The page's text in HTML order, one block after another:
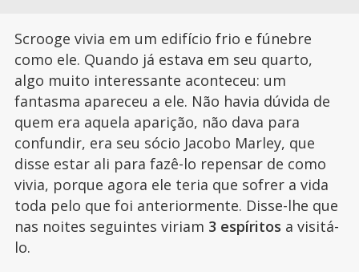
Scrooge vivia em um edifício frio e fúnebre
como ele. Quando já estava em seu quarto,
algo muito interessante aconteceu: um
fantasma apareceu a ele. Não havia dúvida de
quem era aquela aparição, não dava para
confundir, era seu sócio Jacobo Marley, que
disse estar ali para fazê-lo repensar de como
vivia, porque agora ele teria que sofrer a vida
toda pelo que foi anteriormente. Disse-lhe que
nas noites seguintes viriam 3 espíritos a visitá-
lo.